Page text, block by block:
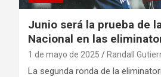
Junio será la prueba de
Nacional en las
1 de mayo de 2025 Randall
La segunda ronda de la